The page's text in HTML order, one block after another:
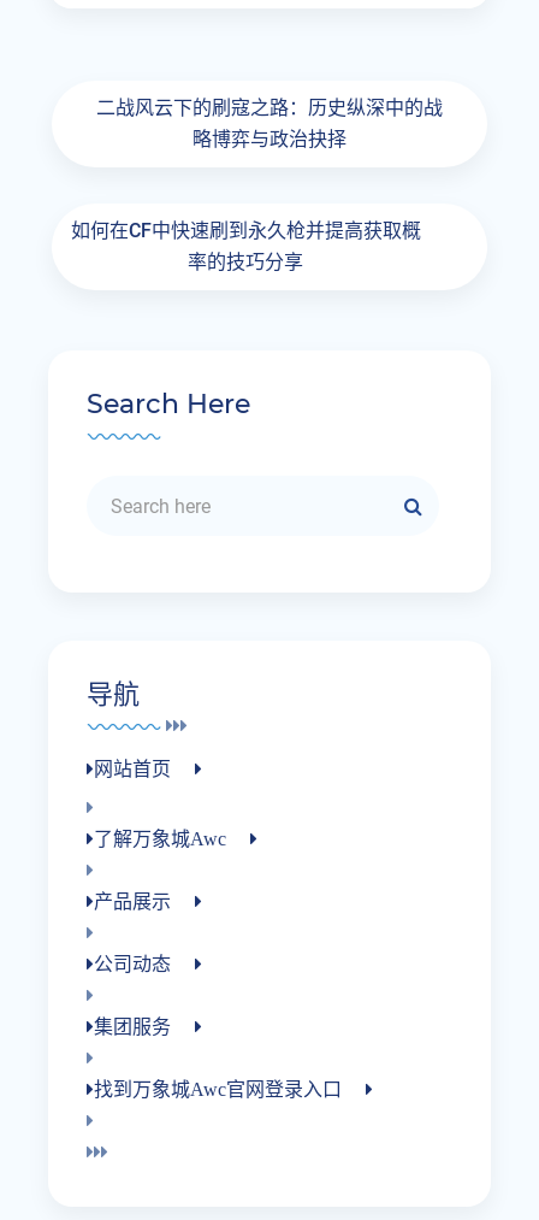
二战风云下的刷寇之路：历史纵深中的战
略博弈与政治抉择
如何在CF中快速刷到永久枪并提高获取概
率的技巧分享
Search Here
导航
网站首页
了解万象城awc
产品展示
公司动态
集团服务
找到万象城awc官网登录入口